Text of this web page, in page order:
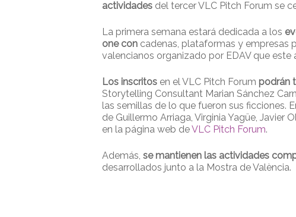
actividades del tercer VLC Pitch Forum se
La primera semana estará dedicada a los
one con cadenas, plataformas y empresas
valencianos organizado por EDAV que
Los inscritos en el VLC Pitch Forum podrán
Storytelling Consultant Marian Sánchez
las semillas de lo que fueron sus ficciones.
de Guillermo Arriaga, Virginia Yagüe, Javier
en la página web deVLC Pitch Forum.
Además, se mantienen las actividades
desarrollados junto a la Mostra de València.